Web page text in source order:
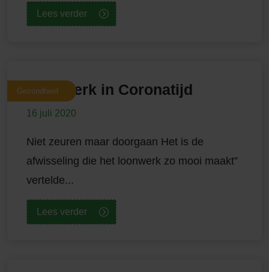
Lees verder
Gezondheid
Loonwerk in Coronatijd
16 juli 2020
Niet zeuren maar doorgaan Het is de
afwisseling die het loonwerk zo mooi maakt”
vertelde...
Lees verder